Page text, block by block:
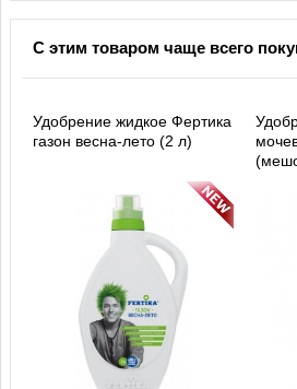
С этим товаром чаще всего
Удобрение жидкое Фертика
газон весна-лето (2 л)